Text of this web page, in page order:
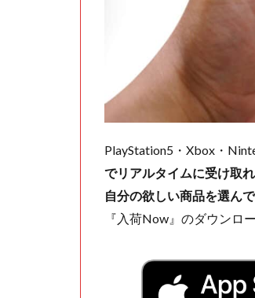
PlayStation5・Xbox・
でリアルタイムに受け取れ
自分の欲しい商品を選ん
『入荷Now』のダウンロ